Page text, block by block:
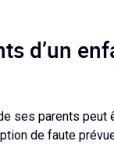
d’un
ses parents peut
de faute